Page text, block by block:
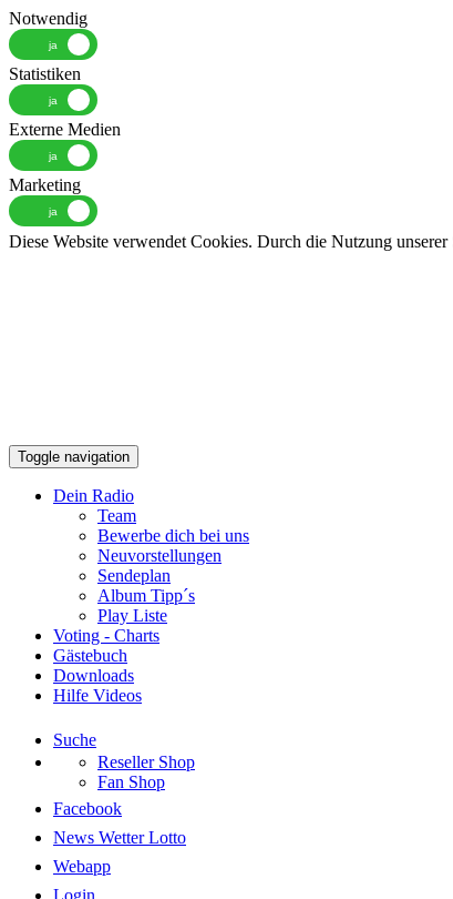
Notwendig
Statistiken
Externe Medien
Marketing
Diese Website verwendet Cookies. Durch die Nutzung
Toggle navigation
Dein Radio
Team
Bewerbe dich bei uns
Neuvorstellungen
Sendeplan
Album Tipp´s
Play Liste
Voting - Charts
Gästebuch
Downloads
Hilfe Videos
Suche
Reseller Shop
Fan Shop
Facebook
News Wetter Lotto
Webapp
Login